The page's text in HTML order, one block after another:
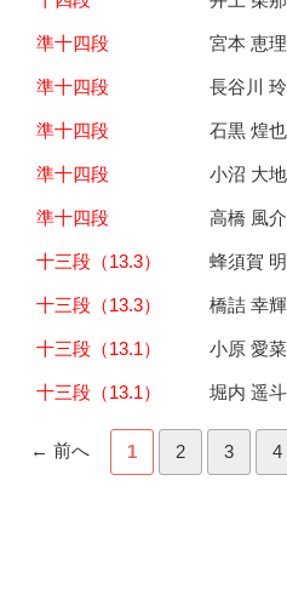
準十四段 宮本 恵
準十四段 長谷川 玲
準十四段 石黒 煌也
準十四段 小沼 大地
準十四段 高橋 風介
十三段（13.3） 蜂須賀 明
十三段（13.3） 橋詰 幸輝
十三段（13.1） 小原 愛菜
十三段（13.1） 堀内 遥斗
← 前へ 1 2 3 4